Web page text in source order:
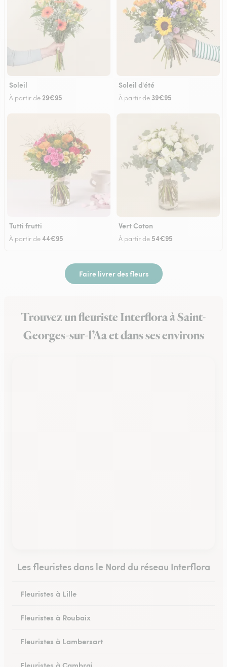
Soleil
À partir de 29€95
Soleil d'été
À partir de 39€95
Tutti frutti
À partir de44€95
Vert Coton
À partir de 54€95
Faire livrer des fleurs
Trouvez un fleuriste Interflora à Saint-
Georges-sur-l’Aa et dans ses environs
Les fleuristes dans le Nord du réseau Interflora
Fleuristes à Lille
Fleuristes à Roubaix
Fleuristes à Lambersart
Fleuristes à Cambrai